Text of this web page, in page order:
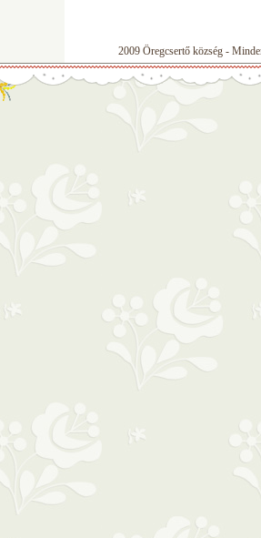
2009 Öregcsertő község -